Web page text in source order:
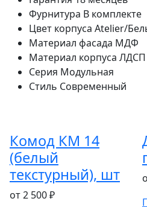
Фурнитура В комплекте
Цвет корпуса Atelier/
Материал фасада МДФ
Материал корпуса ЛДСП
Серия Модульная
Стиль Современный
Комод КМ 14
(белый
текстурный), шт
от 2 500 ₽